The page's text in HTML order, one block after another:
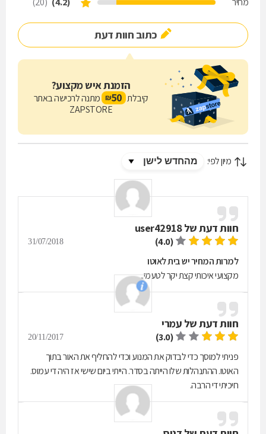
כתוב חוות דעת
הזמנת איש מקצוע?
קיבלת 50
₪ מתנה לרכישה באתר
ZAPSTORE
מיון לפי:
חוות דעת שלuser42918
(4.0)
31/07/2018
למרות המחיר יש בית לאוטו
מקצועי איכותי קצת יקר לטעמי..
חוות דעת של עמרי
(3.0)
20/11/2017
פניתי למוסך כדי לבדוק את המנוע וכדי להחליף את האור בתוך
האוטו. ההתנהלות שלו הייתה בסדר. הייתי ביום שישי אז היה די עמוס.
חיכיתי די הרבה.